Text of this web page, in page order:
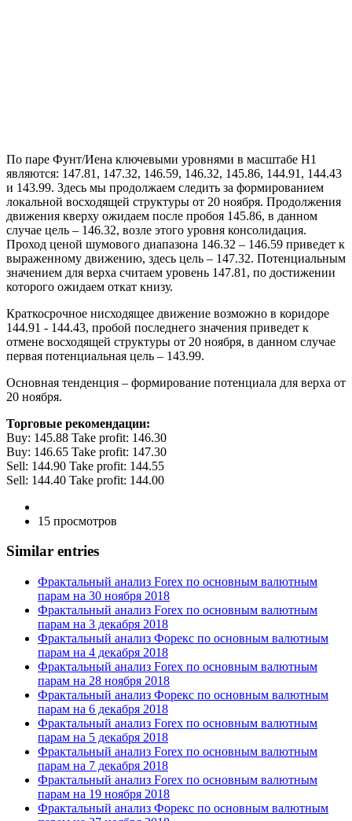
По паре Фунт/Иена ключевыми уровнями в масштабе Н1
являются: 147.81, 147.32, 146.59, 146.32, 145.86, 144.91, 144.43
и 143.99. Здесь мы продолжаем следить за формированием
локальной восходящей структуры от 20 ноября. Продолжения
движения кверху ожидаем после пробоя 145.86, в данном
случае цель – 146.32, возле этого уровня консолидация.
Проход ценой шумового диапазона 146.32 – 146.59 приведет к
выраженному движению, здесь цель – 147.32. Потенциальным
значением для верха считаем уровень 147.81, по достижении
которого ожидаем откат книзу.
Краткосрочное нисходящее движение возможно в коридоре
144.91 - 144.43, пробой последнего значения приведет к
отмене восходящей структуры от 20 ноября, в данном случае
первая потенциальная цель – 143.99.
Основная тенденция – формирование потенциала для верха от
20 ноября.
Торговые рекомендации:
Buy: 145.88 Take profit: 146.30
Buy: 146.65 Take profit: 147.30
Sell: 144.90 Take profit: 144.55
Sell: 144.40 Take profit: 144.00
15 просмотров
Similar entries
Фрактальный анализ Forex по основным валютным
парам на 30 ноября 2018
Фрактальный анализ Forex по основным валютным
парам на 3 декабря 2018
Фрактальный анализ Форекс по основным валютным
парам на 4 декабря 2018
Фрактальный анализ Forex по основным валютным
парам на 28 ноября 2018
Фрактальный анализ Форекс по основным валютным
парам на 6 декабря 2018
Фрактальный анализ Forex по основным валютным
парам на 5 декабря 2018
Фрактальный анализ Forex по основным валютным
парам на 7 декабря 2018
Фрактальный анализ Forex по основным валютным
парам на 19 ноября 2018
Фрактальный анализ Форекс по основным валютным